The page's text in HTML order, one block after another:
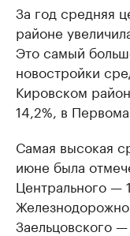
За год средняя
районе
Это самый
новостройки
Кировском
14,2%, в
Самая высокая
июне была
Центрального —
Заельцовского